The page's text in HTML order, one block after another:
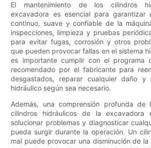
El mantenimiento de los cilindros
excavadora es esencial para garantizar
continuo, suave y confiable de la
inspecciones, limpieza y pruebas
para evitar fugas, corrosión y otros
que pueden provocar fallas en el sistema
es importante cumplir con el programa
recomendado por el fabricante para
desgastados, reparar cualquier daño y
hidráulico según sea necesario.
Además, una comprensión profunda
cilindros hidráulicos de la excavadora
solucionar problemas y diagnosticar
pueda surgir durante la operación. Un
mal puede provocar una disminución de